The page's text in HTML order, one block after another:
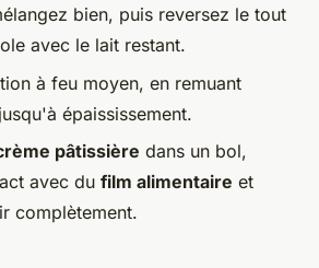
bien, puis reversez le tout
avec le lait restant.
à feu moyen, en remuant
épaississement.
pâtissière dans un bol,
avec du film alimentaire et
complètement.